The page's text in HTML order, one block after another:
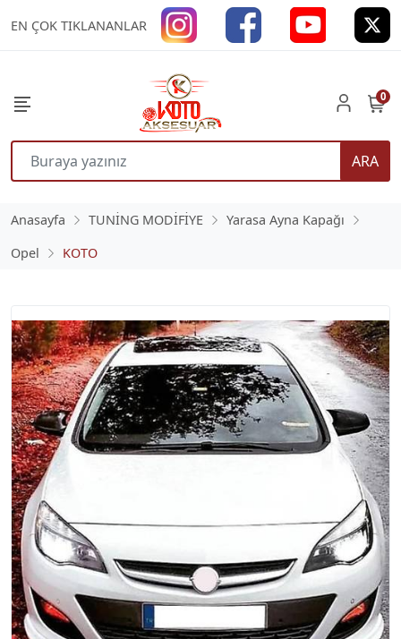
EN ÇOK TIKLANANLAR
ARA
0
Anasayfa TUNİNG MODİFİYE
Yarasa Ayna Kapağı
Opel
KOTO